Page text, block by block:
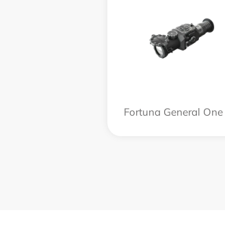
Fortuna General